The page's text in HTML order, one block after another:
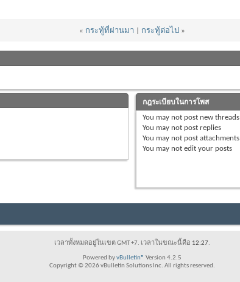
« กระทู้ที่ผ่านมา กระทู้ต่อไป »
กฎระเบียบในการโพส
You may not post new threads
You may not post replies
You may not post attachments
You may not edit your posts
เวลาทั้งหมดอยู่ในเขต GMT +7. เวลาในขณะนี้คือ 12:27.
Powered byvBulletin® Version 4.2.5
Copyright © 2026 vBulletin Solutions Inc. All rights reserved.